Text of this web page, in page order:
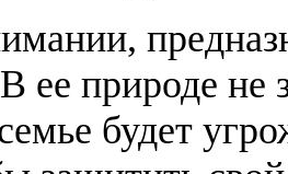
ее природе не
будет